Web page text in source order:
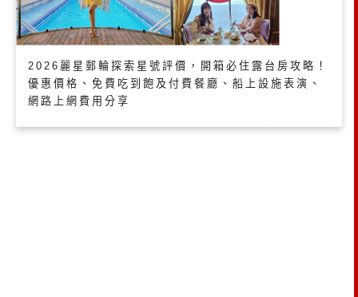
2026麗星郵輪探索星號評價，開箱必住露台房攻略！
優惠價格、免費吃到飽及付費餐廳、船上設施表演、
網路上網費用分享